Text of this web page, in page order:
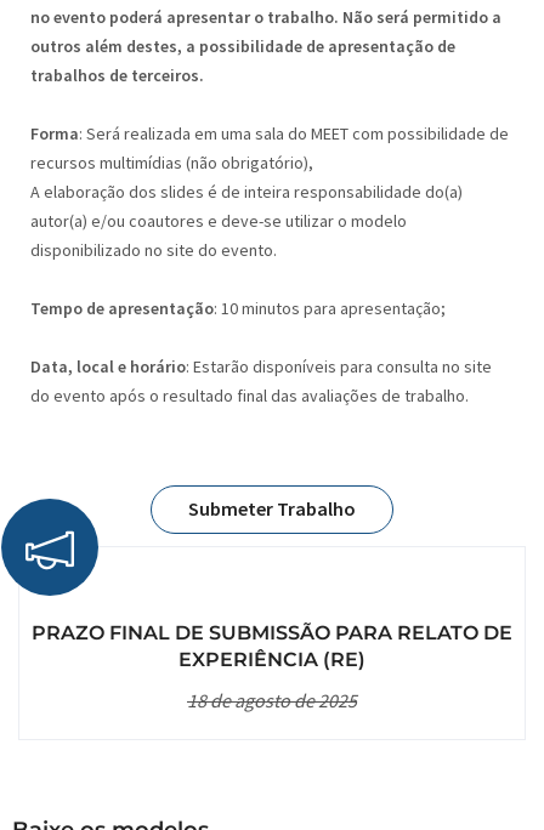
no evento poderá apresentar o trabalho. Não será permitido a
outros além destes, a possibilidade de apresentação de
trabalhos de terceiros.
Forma: Será realizada em uma sala do MEET com possibilidade de
recursos multimídias (não obrigatório),
A elaboração dos slides é de inteira responsabilidade do(a)
autor(a) e/ou coautores e deve-se utilizar o modelo
disponibilizado no site do evento.
Tempo de apresentação: 10 minutos para apresentação;
Data, local e horário: Estarão disponíveis para consulta no site
do evento após o resultado final das avaliações de trabalho.
Submeter Trabalho
PRAZO FINAL DE SUBMISSÃO PARA RELATO DE
EXPERIÊNCIA (RE)
18 de agosto de 2025